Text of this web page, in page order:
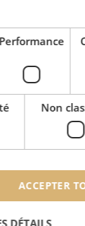
heure le jour
dénuder Raucut
Performance
Non
ACCEPTER
DÉTAILS